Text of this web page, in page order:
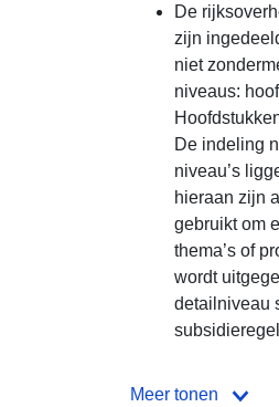
De
zijn
niet
niveaus:
De indeling
niveau’s
hieraan zijn
gebruikt om
thema’s of
wordt
detailniveau
Meer tonen